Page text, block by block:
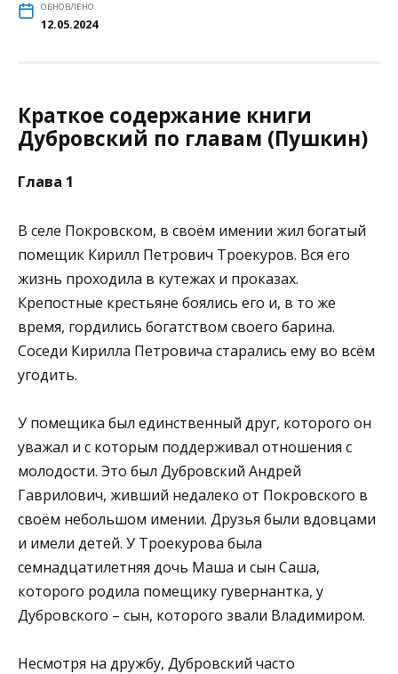
ОБНОВЛЕНО
12.05.2024
Краткое содержание книги
Дубровский по главам (Пушкин)
Глава 1
В селе Покровском, в своём имении жил богатый
помещик Кирилл Петрович Троекуров. Вся его
жизнь проходила в кутежах и проказах.
Крепостные крестьяне боялись его и, в то же
время, гордились богатством своего барина.
Соседи Кирилла Петровича старались ему во всём
угодить.
У помещика был единственный друг, которого он
уважал и с которым поддерживал отношения с
молодости. Это был Дубровский Андрей
Гаврилович, живший недалеко от Покровского в
своём небольшом имении. Друзья были вдовцами
и имели детей. У Троекурова была
семнадцатилетняя дочь Маша и сын Саша,
которого родила помещику гувернантка, у
Дубровского – сын, которого звали Владимиром.
Несмотря на дружбу, Дубровский часто